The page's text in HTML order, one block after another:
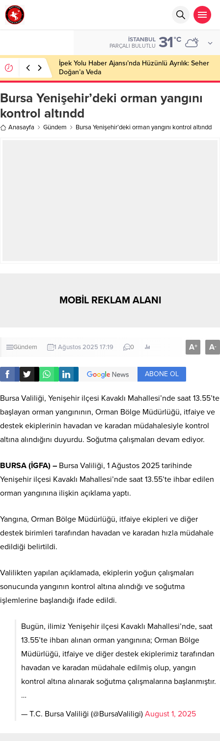
İSTANBUL
PARÇALI BULUTLU 31°C
İpek Yolu Haber Ajansı’nda Hüzünlü Ayrılık: Seher
Doğan’a Veda
Bursa Yenişehir’deki orman yangını
kontrol altındd
Anasayfa Gündem Bursa Yenişehir’deki orman yangını kontrol altındd
MOBİL REKLAM ALANI
Gündem 1 Ağustos 2025 17:19 0 A+ A-
ABONE OL
Bursa Valiliği, Yenişehir ilçesi Kavaklı Mahallesi’nde saat 13.55’te
başlayan orman yangınının, Orman Bölge Müdürlüğü, itfaiye ve
destek ekiplerinin havadan ve karadan müdahalesiyle kontrol
altına alındığını duyurdu. Soğutma çalışmaları devam ediyor.
BURSA (İGFA) – Bursa Valiliği, 1 Ağustos 2025 tarihinde
Yenişehir ilçesi Kavaklı Mahallesi’nde saat 13.55’te ihbar edilen
orman yangınına ilişkin açıklama yaptı.
Yangına, Orman Bölge Müdürlüğü, itfaiye ekipleri ve diğer
destek birimleri tarafından havadan ve karadan hızla müdahale
edildiği belirtildi.
Valilikten yapılan açıklamada, ekiplerin yoğun çalışmaları
sonucunda yangının kontrol altına alındığı ve soğutma
işlemlerine başlandığı ifade edildi.
Bugün, ilimiz Yenişehir ilçesi Kavaklı Mahallesi’nde, saat
13.55’te ihbarı alınan orman yangınına; Orman Bölge
Müdürlüğü, itfaiye ve diğer destek ekiplerimiz tarafından
havadan ve karadan müdahale edilmiş olup, yangın
kontrol altına alınarak soğutma çalışmalarına başlanmıştır.
…
— T.C. Bursa Valiliği (@BursaValiligi) August 1, 2025